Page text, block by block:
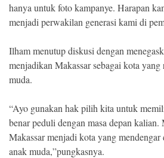
hanya untuk foto kampanye. Harapan
menjadi perwakilan generasi kami di
Ilham menutup diskusi dengan
menjadikan Makassar sebagai kota yang
muda.
“Ayo gunakan hak pilih kita untuk
benar peduli dengan masa depan
Makassar menjadi kota yang
anak muda,”pungkasnya.